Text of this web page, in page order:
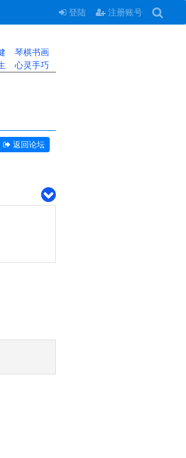
登陆 注册账号
琴棋书画
心灵手巧
返回论坛